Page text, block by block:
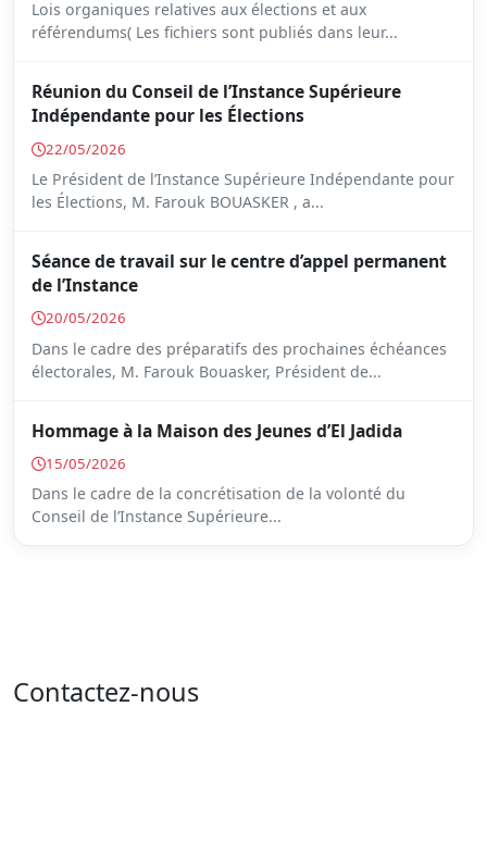
Lois organiques relatives aux élections et aux
référendums( Les fichiers sont publiés dans leur...
Réunion du Conseil de l’Instance Supérieure
Indépendante pour les Élections
22/05/2026
Le Président de l’Instance Supérieure Indépendante pour
les Élections, M. Farouk BOUASKER , a...
Séance de travail sur le centre d’appel permanent
de l’Instance
20/05/2026
Dans le cadre des préparatifs des prochaines échéances
électorales, M. Farouk Bouasker, Président de...
Hommage à la Maison des Jeunes d’El Jadida
15/05/2026
Dans le cadre de la concrétisation de la volonté du
Conseil de l’Instance Supérieure...
Contactez-nous